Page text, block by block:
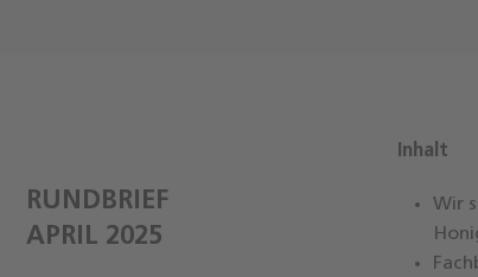
RUNDBRIEF
APRIL 2025
Inhalt
Wir